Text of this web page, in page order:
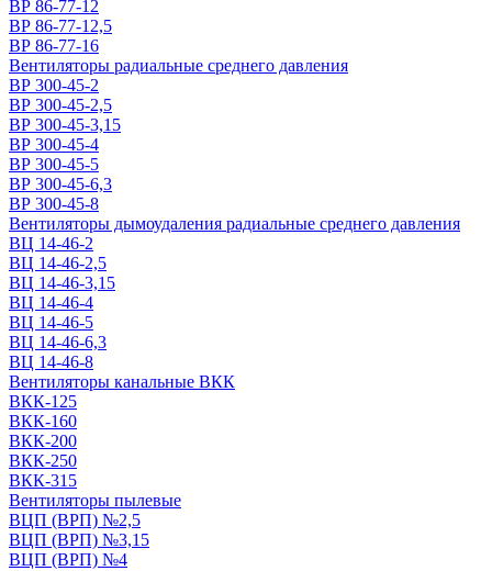
ВР 86-77-12
ВР 86-77-12,5
ВР 86-77-16
Вентиляторы радиальные среднего давления
ВР 300-45-2
ВР 300-45-2,5
ВР 300-45-3,15
ВР 300-45-4
ВР 300-45-5
ВР 300-45-6,3
ВР 300-45-8
Вентиляторы дымоудаления радиальные среднего давления
ВЦ 14-46-2
ВЦ 14-46-2,5
ВЦ 14-46-3,15
ВЦ 14-46-4
ВЦ 14-46-5
ВЦ 14-46-6,3
ВЦ 14-46-8
Вентиляторы канальные ВКК
ВКК-125
ВКК-160
ВКК-200
ВКК-250
ВКК-315
Вентиляторы пылевые
ВЦП (ВРП) №2,5
ВЦП (ВРП) №3,15
ВЦП (ВРП) №4